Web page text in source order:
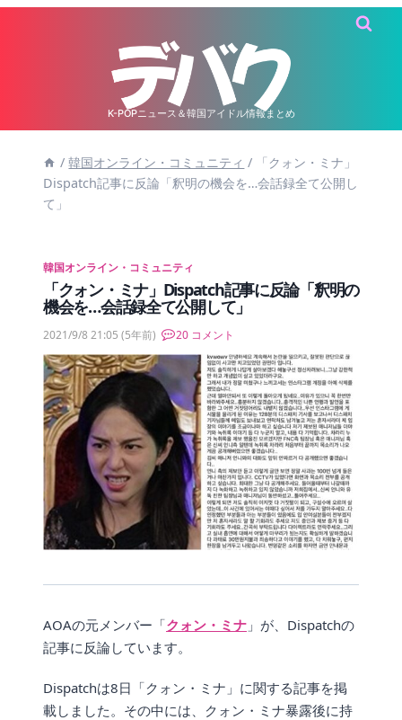
K-POPニュース＆韓国アイドル情報まとめ
/ 韓国オンライン・コミュニティ /
「クォン・ミナ」
Dispatch記事に反論「釈明の機会を…会話録全て公開し
て」
韓国オンライン・コミュニティ
「クォン・ミナ」Dispatch記事に反論「釈明の
機会を…会話録全て公開して」
2021/9/8 21:05 (5年前) 20 コメント
AOAの元メンバー「クォン・ミナ 」が、Dispatchの
記事に反論しています。
Dispatchは8日「クォン・ミナ」に関する記事を掲
載しました。その中には、クォン・ミナ暴露後に持